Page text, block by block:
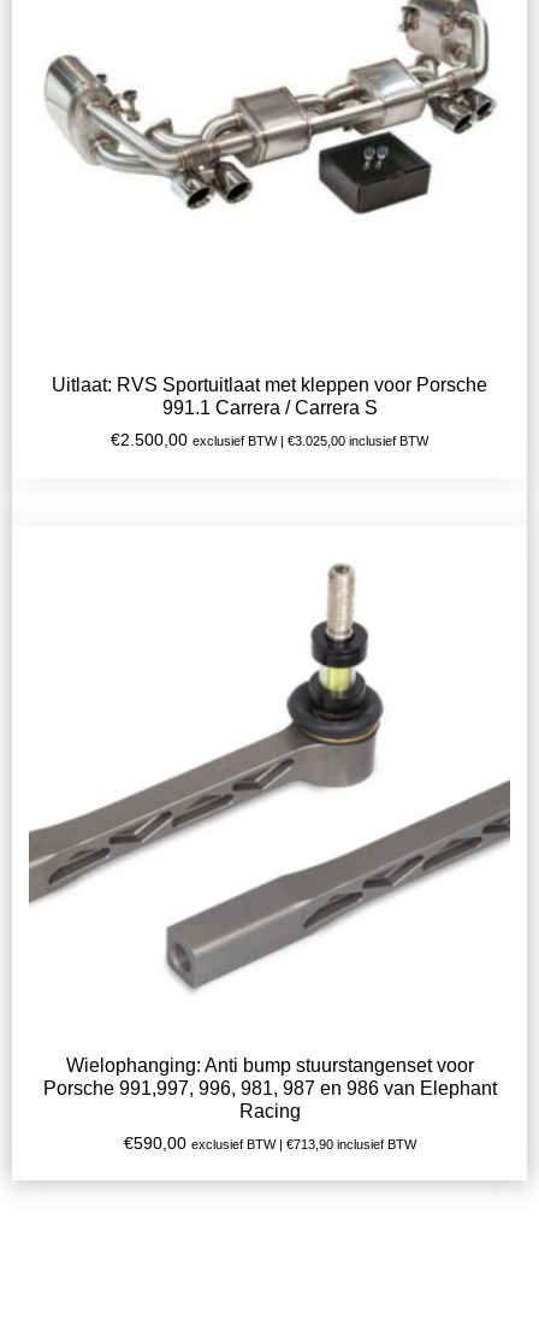
Uitlaat: RVS Sportuitlaat met kleppen voor Porsche
991.1 Carrera / Carrera S
€2.500,00 exclusief BTW | €3.025,00 inclusief BTW
Wielophanging: Anti bump stuurstangenset voor
Porsche 991,997, 996, 981, 987 en 986 van Elephant
Racing
€590,00 exclusief BTW | €713,90inclusief BTW